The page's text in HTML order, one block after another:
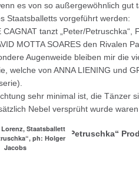
es von so außergewöhnlich gut
Staatsballetts vorgeführt werden:
CAGNAT tanzt „Peter/Petruschka“,
MOTTA SOARES den Rivalen
Augenweide bleiben mir die
welche von ANNA LIENING und
sehr minimal ist, die Tänzer
Nebel versprüht wurde
15 Fotos der „Petruschka“
Staatsballett
ph: Holger
Jacobs